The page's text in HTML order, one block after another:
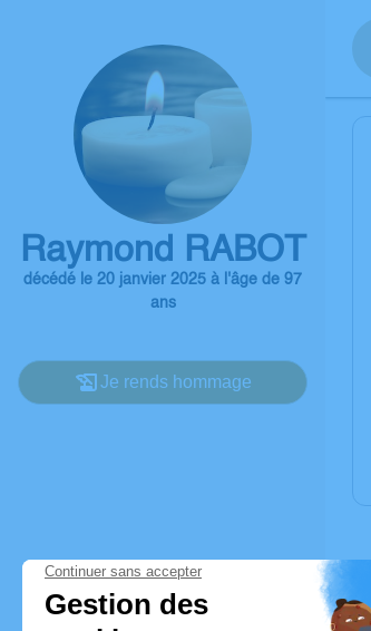
Raymond RABOT
décédé le 20 janvier 2025 à l'âge de 97
ans
Je rends hommage